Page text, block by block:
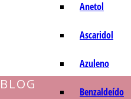
Anetol
Ascaridol
Azuleno
Benzaldeído
BLOG